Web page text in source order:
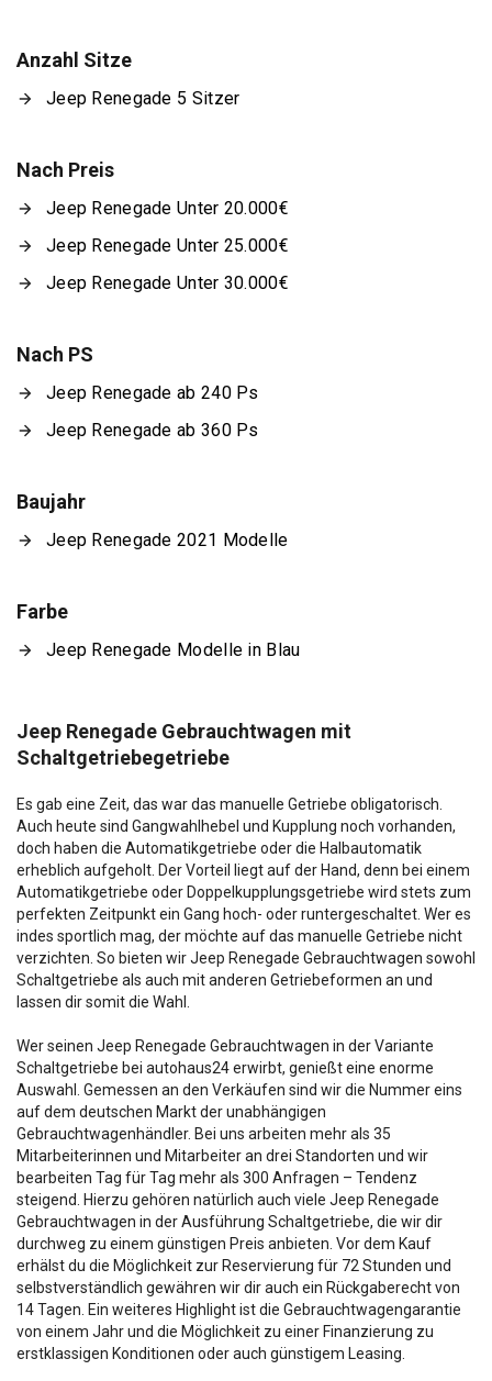
Anzahl Sitze
Jeep Renegade 5 Sitzer
Nach Preis
Jeep Renegade Unter 20.000€
Jeep Renegade Unter 25.000€
Jeep Renegade Unter 30.000€
Nach PS
Jeep Renegade ab 240 Ps
Jeep Renegade ab 360 Ps
Baujahr
Jeep Renegade 2021 Modelle
Farbe
Jeep Renegade Modelle in Blau
Jeep Renegade Gebrauchtwagen mit
Schaltgetriebegetriebe
Es gab eine Zeit, das war das manuelle Getriebe obligatorisch.
Auch heute sind Gangwahlhebel und Kupplung noch vorhanden,
doch haben die Automatikgetriebe oder die Halbautomatik
erheblich aufgeholt. Der Vorteil liegt auf der Hand, denn bei einem
Automatikgetriebe oder Doppelkupplungsgetriebe wird stets zum
perfekten Zeitpunkt ein Gang hoch- oder runtergeschaltet. Wer es
indes sportlich mag, der möchte auf das manuelle Getriebe nicht
verzichten. So bieten wir Jeep Renegade Gebrauchtwagen sowohl
Schaltgetriebe als auch mit anderen Getriebeformen an und
lassen dir somit die Wahl.
Wer seinen Jeep Renegade Gebrauchtwagen in der Variante
Schaltgetriebe bei autohaus24 erwirbt, genießt eine enorme
Auswahl. Gemessen an den Verkäufen sind wir die Nummer eins
auf dem deutschen Markt der unabhängigen
Gebrauchtwagenhändler. Bei uns arbeiten mehr als 35
Mitarbeiterinnen und Mitarbeiter an drei Standorten und wir
bearbeiten Tag für Tag mehr als 300 Anfragen – Tendenz
steigend. Hierzu gehören natürlich auch viele Jeep Renegade
Gebrauchtwagen in der Ausführung Schaltgetriebe, die wir dir
durchweg zu einem günstigen Preis anbieten. Vor dem Kauf
erhälst du die Möglichkeit zur Reservierung für 72 Stunden und
selbstverständlich gewähren wir dir auch ein Rückgaberecht von
14 Tagen. Ein weiteres Highlight ist die Gebrauchtwagengarantie
von einem Jahr und die Möglichkeit zu einer Finanzierung zu
erstklassigen Konditionen oder auch günstigem Leasing.